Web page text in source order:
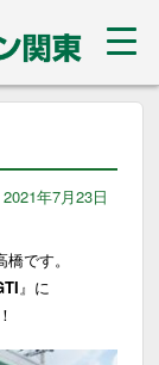
2021年7月23日
です。
』に